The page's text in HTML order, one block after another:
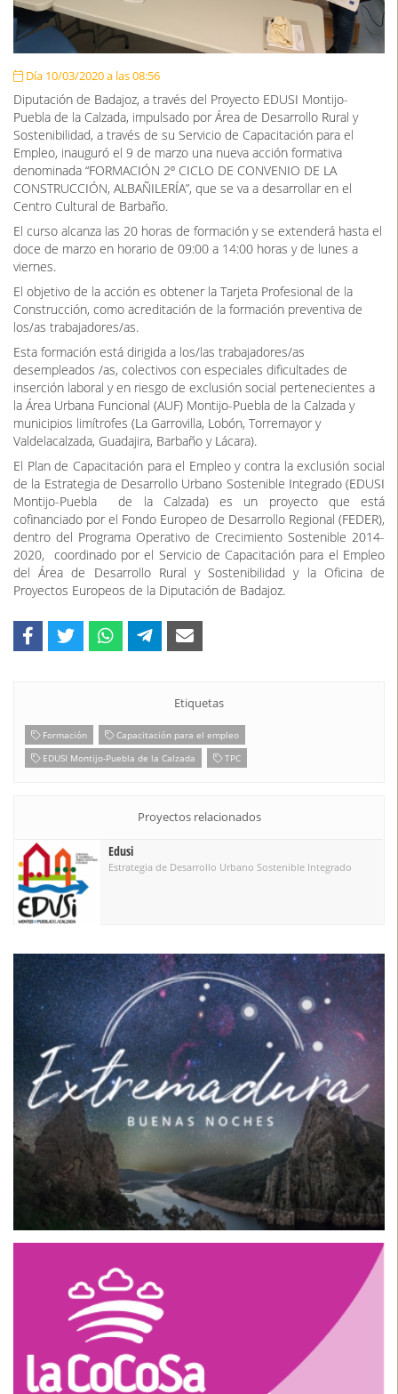
Día 10/03/2020 a las 08:56
Diputación de Badajoz, a través del Proyecto EDUSI Montijo-
Puebla de la Calzada, impulsado por Área de Desarrollo Rural y
Sostenibilidad, a través de su Servicio de Capacitación para el
Empleo, inauguró el 9 de marzo una nueva acción formativa
denominada “FORMACIÓN 2º CICLO DE CONVENIO DE LA
CONSTRUCCIÓN, ALBAÑILERÍA”, que se va a desarrollar en el
Centro Cultural de Barbaño.
El curso alcanza las 20 horas de formación y se extenderá hasta el
doce de marzo en horario de 09:00 a 14:00 horas y de lunes a
viernes.
El objetivo de la acción es obtener la Tarjeta Profesional de la
Construcción, como acreditación de la formación preventiva de
los/as trabajadores/as.
Esta formación está dirigida a los/las trabajadores/as
desempleados /as, colectivos con especiales dificultades de
inserción laboral y en riesgo de exclusión social pertenecientes a
la Área Urbana Funcional (AUF) Montijo-Puebla de la Calzada y
municipios limítrofes (La Garrovilla, Lobón, Torremayor y
Valdelacalzada, Guadajira, Barbaño y Lácara).
El Plan de Capacitación para el Empleo y contra la exclusión social
de la Estrategia de Desarrollo Urbano Sostenible Integrado (EDUSI
Montijo-Puebla de la Calzada) es un proyecto que está
cofinanciado por el Fondo Europeo de Desarrollo Regional (FEDER),
dentro del Programa Operativo de Crecimiento Sostenible 2014-
2020, coordinado por el Servicio de Capacitación para el Empleo
del Área de Desarrollo Rural y Sostenibilidad y la Oficina de
Proyectos Europeos de la Diputación de Badajoz.
Etiquetas
Formación
Capacitación para el empleo
EDUSI Montijo-Puebla de la Calzada
TPC
Proyectos relacionados
Edusi
Estrategia de Desarrollo Urbano Sostenible Integrado